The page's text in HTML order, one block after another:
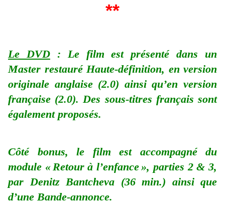
**
Le DVD: Le film est présenté dans un
Master restauré Haute-définition, en version
originale anglaise (2.0) ainsi qu’en version
française (2.0). Des sous-titres français sont
également proposés.
Côté bonus, le film est accompagné du
module « Retour à l’enfance », parties 2 & 3,
par Denitz Bantcheva (36 min.) ainsi que
d’une Bande-annonce.